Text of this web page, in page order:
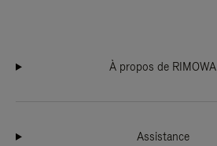
À propos de RIMOWA
Assistance